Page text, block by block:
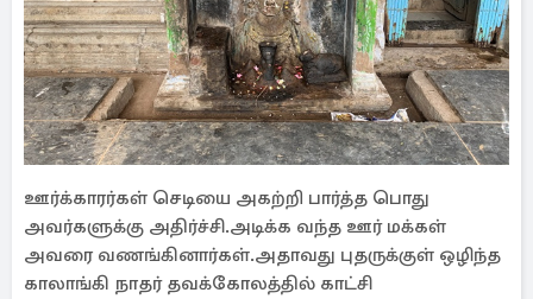
ஊர்க்காரர்கள் செடியை அகற்றி பார்த்த பொது
அவர்களுக்கு அதிர்ச்சி.அடிக்க வந்த ஊர் மக்கள்
அவரை வணங்கினார்கள்.அதாவது புதருக்குள் ஒழிந்த
காலாங்கி நாதர் தவக்கோலத்தில் காட்சி